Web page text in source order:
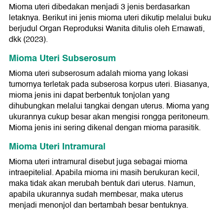
Mioma uteri dibedakan menjadi 3 jenis berdasarkan
letaknya. Berikut ini jenis mioma uteri dikutip melalui buku
berjudul Organ Reproduksi Wanita ditulis oleh Ernawati,
dkk (2023).
Mioma Uteri Subserosum
Mioma uteri subserosum adalah mioma yang lokasi
tumornya terletak pada subserosa korpus uteri. Biasanya,
mioma jenis ini dapat berbentuk tonjolan yang
dihubungkan melalui tangkai dengan uterus. Mioma yang
ukurannya cukup besar akan mengisi rongga peritoneum.
Mioma jenis ini sering dikenal dengan mioma parasitik.
Mioma Uteri Intramural
Mioma uteri intramural disebut juga sebagai mioma
intraepitelial. Apabila mioma ini masih berukuran kecil,
maka tidak akan merubah bentuk dari uterus. Namun,
apabila ukurannya sudah membesar, maka uterus
menjadi menonjol dan bertambah besar bentuknya.